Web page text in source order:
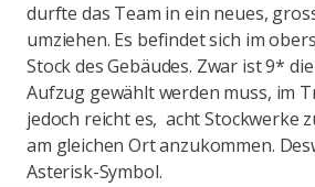
durfte das Team in ein neues,
umziehen. Es befindet sich im
Stock des Gebäudes. Zwar ist 9*
Aufzug gewählt werden muss, im
jedoch reicht es, acht Stockwerke
am gleichen Ort anzukommen.
Asterisk-Symbol.